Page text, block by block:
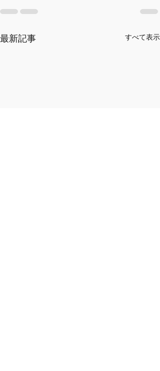
最新記事 すべて表示